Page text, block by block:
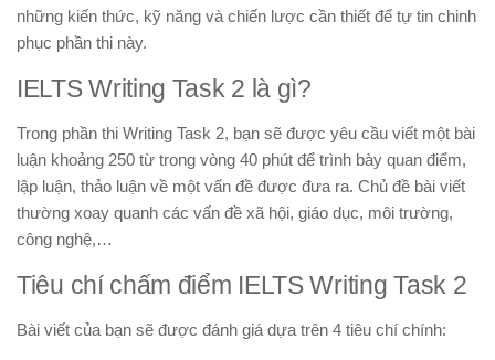
những kiến thức, kỹ năng và chiến lược cần thiết để tự tin chinh
phục phần thi này.
IELTS Writing Task 2 là gì?
Trong phần thi Writing Task 2, bạn sẽ được yêu cầu viết một bài
luận khoảng 250 từ trong vòng 40 phút để trình bày quan điểm,
lập luận, thảo luận về một vấn đề được đưa ra. Chủ đề bài viết
thường xoay quanh các vấn đề xã hội, giáo dục, môi trường,
công nghệ,…
Tiêu chí chấm điểm IELTS Writing Task 2
Bài viết của bạn sẽ được đánh giá dựa trên 4 tiêu chí chính: